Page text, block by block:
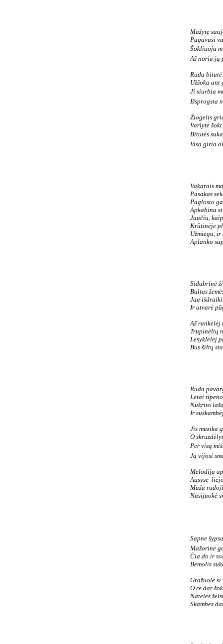
Mažytę
Pagavusi
Šokliuoja
Aš noriu ją
Ruda
Užšoka ant
Ji siurbia
Išsprogsta
Žiogelis
Varlytė
Bitutės
Visa giria
Vakarais
Pasakas
Paglosto
Apkabina
Jaučiu,
Krūtinėje
Užmiegu,
Aplanko
Sidabrinė
Baltas
Jau
Ir atvarė
Aš rankelėj
Trupinėlių
Lesyklėlėj
Bus šiltų
Ruda
Lėtai
Nukrito
Ir
Jis muzika
O
Per visą
Ją vijosi
Melodija
Ausyse
Maža
Nusijuokė
Sapne
Mažorinė
Čia do ir
Bemolis
Gražuolė
O rė dar
Natelės
Skambės